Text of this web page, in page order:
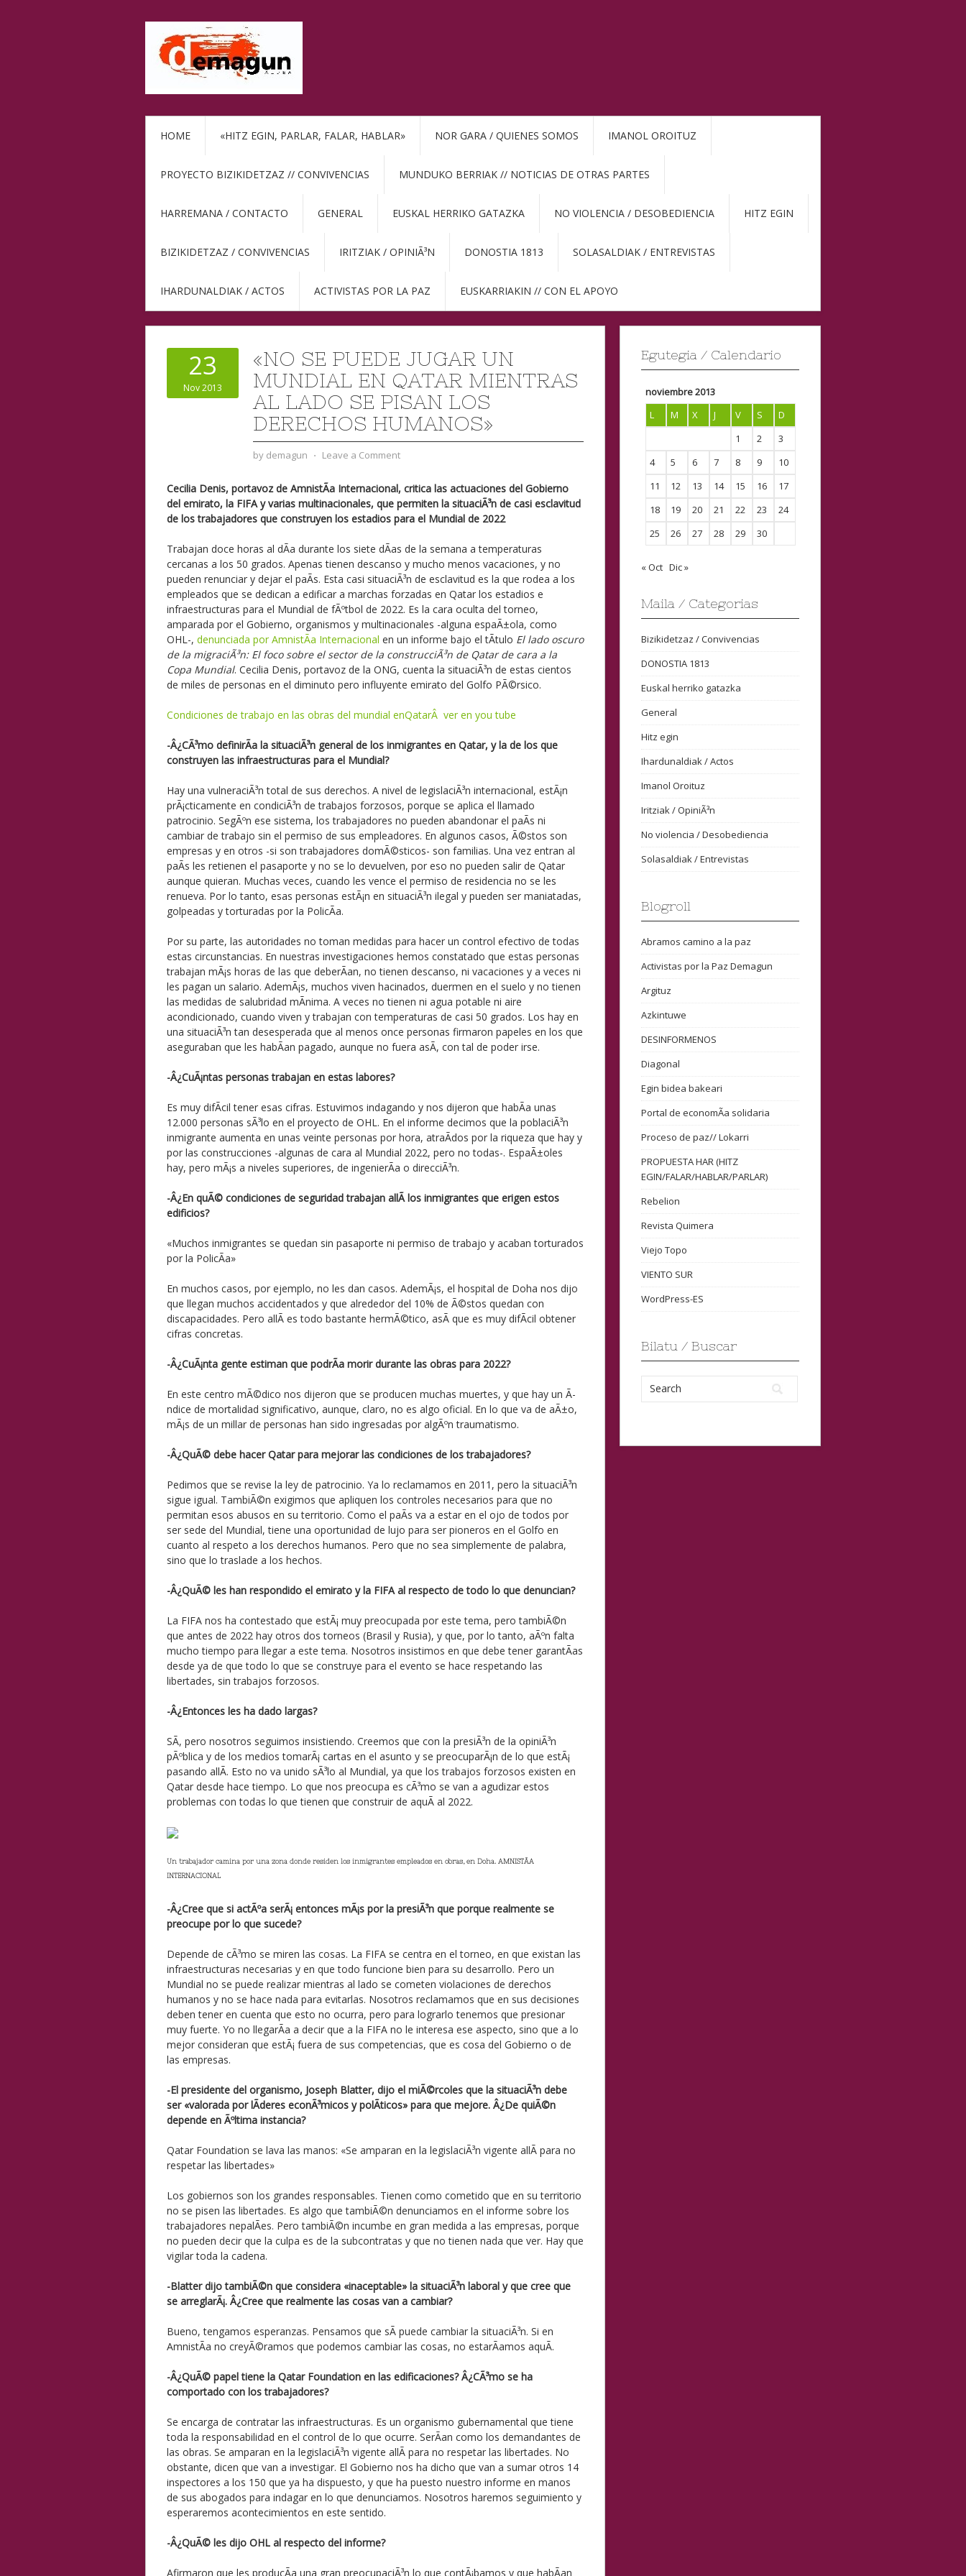
HOME «HITZ EGIN, PARLAR, FALAR, HABLAR» NOR GARA / QUIENES SOMOS IMANOL OROITUZ
PROYECTO BIZIKIDETZAZ // CONVIVENCIAS MUNDUKO BERRIAK // NOTICIAS DE OTRAS PARTES
HARREMANA / CONTACTO GENERAL EUSKAL HERRIKO GATAZKA NO VIOLENCIA / DESOBEDIENCIA HITZ EGIN
BIZIKIDETZAZ / CONVIVENCIAS IRITZIAK / OPINIÃ³N DONOSTIA 1813 SOLASALDIAK / ENTREVISTAS
IHARDUNALDIAK / ACTOS ACTIVISTAS POR LA PAZ EUSKARRIAKIN // CON EL APOYO
23
Nov 2013
«NO SE PUEDE JUGAR UN
MUNDIAL EN QATAR MIENTRAS
AL LADO SE PISAN LOS
DERECHOS HUMANOS»
by demagun ⋅ Leave a Comment
Cecilia Denis, portavoz de AmnistÃ­a Internacional, critica las actuaciones del Gobierno
del emirato, la FIFA y varias multinacionales, que permiten la situaciÃ³n de casi esclavitud
de los trabajadores que construyen los estadios para el Mundial de 2022
Trabajan doce horas al dÃ­a durante los siete dÃ­as de la semana a temperaturas
cercanas a los 50 grados. Apenas tienen descanso y mucho menos vacaciones, y no
pueden renunciar y dejar el paÃ­s. Esta casi situaciÃ³n de esclavitud es la que rodea a los
empleados que se dedican a edificar a marchas forzadas en Qatar los estadios e
infraestructuras para el Mundial de fÃºtbol de 2022. Es la cara oculta del torneo,
amparada por el Gobierno, organismos y multinacionales -alguna espaÃ±ola, como
OHL-, denunciada por AmnistÃ­a Internacional en un informe bajo el tÃ­tulo El lado oscuro
de la migraciÃ³n: El foco sobre el sector de la construcciÃ³n de Qatar de cara a la
Copa Mundial. Cecilia Denis, portavoz de la ONG, cuenta la situaciÃ³n de estas cientos
de miles de personas en el diminuto pero influyente emirato del Golfo PÃ©rsico.
Condiciones de trabajo en las obras del mundial enQatarÂ ver en you tube
-Â¿CÃ³mo definirÃ­a la situaciÃ³n general de los inmigrantes en Qatar, y la de los que
construyen las infraestructuras para el Mundial?
Hay una vulneraciÃ³n total de sus derechos. A nivel de legislaciÃ³n internacional, estÃ¡n
prÃ¡cticamente en condiciÃ³n de trabajos forzosos, porque se aplica el llamado
patrocinio. SegÃºn ese sistema, los trabajadores no pueden abandonar el paÃ­s ni
cambiar de trabajo sin el permiso de sus empleadores. En algunos casos, Ã©stos son
empresas y en otros -si son trabajadores domÃ©sticos- son familias. Una vez entran al
paÃ­s les retienen el pasaporte y no se lo devuelven, por eso no pueden salir de Qatar
aunque quieran. Muchas veces, cuando les vence el permiso de residencia no se les
renueva. Por lo tanto, esas personas estÃ¡n en situaciÃ³n ilegal y pueden ser maniatadas,
golpeadas y torturadas por la PolicÃ­a.
Por su parte, las autoridades no toman medidas para hacer un control efectivo de todas
estas circunstancias. En nuestras investigaciones hemos constatado que estas personas
trabajan mÃ¡s horas de las que deberÃ­an, no tienen descanso, ni vacaciones y a veces ni
les pagan un salario. AdemÃ¡s, muchos viven hacinados, duermen en el suelo y no tienen
las medidas de salubridad mÃ­nima. A veces no tienen ni agua potable ni aire
acondicionado, cuando viven y trabajan con temperaturas de casi 50 grados. Los hay en
una situaciÃ³n tan desesperada que al menos once personas firmaron papeles en los que
aseguraban que les habÃ­an pagado, aunque no fuera asÃ­, con tal de poder irse.
-Â¿CuÃ¡ntas personas trabajan en estas labores?
Es muy difÃ­cil tener esas cifras. Estuvimos indagando y nos dijeron que habÃ­a unas
12.000 personas sÃ³lo en el proyecto de OHL. En el informe decimos que la poblaciÃ³n
inmigrante aumenta en unas veinte personas por hora, atraÃ­dos por la riqueza que hay y
por las construcciones -algunas de cara al Mundial 2022, pero no todas-. EspaÃ±oles
hay, pero mÃ¡s a niveles superiores, de ingenierÃ­a o direcciÃ³n.
-Â¿En quÃ© condiciones de seguridad trabajan allÃ­ los inmigrantes que erigen estos
edificios?
«Muchos inmigrantes se quedan sin pasaporte ni permiso de trabajo y acaban torturados
por la PolicÃ­a»
En muchos casos, por ejemplo, no les dan casos. AdemÃ¡s, el hospital de Doha nos dijo
que llegan muchos accidentados y que alrededor del 10% de Ã©stos quedan con
discapacidades. Pero allÃ­ es todo bastante hermÃ©tico, asÃ­ que es muy difÃ­cil obtener
cifras concretas.
-Â¿CuÃ¡nta gente estiman que podrÃ­a morir durante las obras para 2022?
En este centro mÃ©dico nos dijeron que se producen muchas muertes, y que hay un Ã­
ndice de mortalidad significativo, aunque, claro, no es algo oficial. En lo que va de aÃ±o,
mÃ¡s de un millar de personas han sido ingresadas por algÃºn traumatismo.
-Â¿QuÃ© debe hacer Qatar para mejorar las condiciones de los trabajadores?
Pedimos que se revise la ley de patrocinio. Ya lo reclamamos en 2011, pero la situaciÃ³n
sigue igual. TambiÃ©n exigimos que apliquen los controles necesarios para que no
permitan esos abusos en su territorio. Como el paÃ­s va a estar en el ojo de todos por
ser sede del Mundial, tiene una oportunidad de lujo para ser pioneros en el Golfo en
cuanto al respeto a los derechos humanos. Pero que no sea simplemente de palabra,
sino que lo traslade a los hechos.
-Â¿QuÃ© les han respondido el emirato y la FIFA al respecto de todo lo que denuncian?
La FIFA nos ha contestado que estÃ¡ muy preocupada por este tema, pero tambiÃ©n
que antes de 2022 hay otros dos torneos (Brasil y Rusia), y que, por lo tanto, aÃºn falta
mucho tiempo para llegar a este tema. Nosotros insistimos en que debe tener garantÃ­as
desde ya de que todo lo que se construye para el evento se hace respetando las
libertades, sin trabajos forzosos.
-Â¿Entonces les ha dado largas?
SÃ­, pero nosotros seguimos insistiendo. Creemos que con la presiÃ³n de la opiniÃ³n
pÃºblica y de los medios tomarÃ¡ cartas en el asunto y se preocuparÃ¡n de lo que estÃ¡
pasando allÃ­. Esto no va unido sÃ³lo al Mundial, ya que los trabajos forzosos existen en
Qatar desde hace tiempo. Lo que nos preocupa es cÃ³mo se van a agudizar estos
problemas con todas lo que tienen que construir de aquÃ­ al 2022.
Un trabajador camina por una zona donde residen los inmigrantes empleados en obras, en Doha. AMNISTÃA
INTERNACIONAL
-Â¿Cree que si actÃºa serÃ¡ entonces mÃ¡s por la presiÃ³n que porque realmente se
preocupe por lo que sucede?
Depende de cÃ³mo se miren las cosas. La FIFA se centra en el torneo, en que existan las
infraestructuras necesarias y en que todo funcione bien para su desarrollo. Pero un
Mundial no se puede realizar mientras al lado se cometen violaciones de derechos
humanos y no se hace nada para evitarlas. Nosotros reclamamos que en sus decisiones
deben tener en cuenta que esto no ocurra, pero para lograrlo tenemos que presionar
muy fuerte. Yo no llegarÃ­a a decir que a la FIFA no le interesa ese aspecto, sino que a lo
mejor consideran que estÃ¡ fuera de sus competencias, que es cosa del Gobierno o de
las empresas.
-El presidente del organismo, Joseph Blatter, dijo el miÃ©rcoles que la situaciÃ³n debe
ser «valorada por lÃ­deres econÃ³micos y polÃ­ticos» para que mejore. Â¿De quiÃ©n
depende en Ãºltima instancia?
Qatar Foundation se lava las manos: «Se amparan en la legislaciÃ³n vigente allÃ­ para no
respetar las libertades»
Los gobiernos son los grandes responsables. Tienen como cometido que en su territorio
no se pisen las libertades. Es algo que tambiÃ©n denunciamos en el informe sobre los
trabajadores nepalÃ­es. Pero tambiÃ©n incumbe en gran medida a las empresas, porque
no pueden decir que la culpa es de la subcontratas y que no tienen nada que ver. Hay que
vigilar toda la cadena.
-Blatter dijo tambiÃ©n que considera «inaceptable» la situaciÃ³n laboral y que cree que
se arreglarÃ¡. Â¿Cree que realmente las cosas van a cambiar?
Bueno, tengamos esperanzas. Pensamos que sÃ­ puede cambiar la situaciÃ³n. Si en
AmnistÃ­a no creyÃ©ramos que podemos cambiar las cosas, no estarÃ­amos aquÃ­.
-Â¿QuÃ© papel tiene la Qatar Foundation en las edificaciones? Â¿CÃ³mo se ha
comportado con los trabajadores?
Se encarga de contratar las infraestructuras. Es un organismo gubernamental que tiene
toda la responsabilidad en el control de lo que ocurre. SerÃ­an como los demandantes de
las obras. Se amparan en la legislaciÃ³n vigente allÃ­ para no respetar las libertades. No
obstante, dicen que van a investigar. El Gobierno nos ha dicho que van a sumar otros 14
inspectores a los 150 que ya ha dispuesto, y que ha puesto nuestro informe en manos
de sus abogados para indagar en lo que denunciamos. Nosotros haremos seguimiento y
esperaremos acontecimientos en este sentido.
-Â¿QuÃ© les dijo OHL al respecto del informe?
Afirmaron que les producÃ­a una gran preocupaciÃ³n lo que contÃ¡bamos y que habÃ­an
Egutegia / Calendario
noviembre 2013
L
M X J V S
D
1
2
3
4
5 6 7 8 9
10
11
12 13 14 15 16
17
18
19 20 21 22 23
24
25
26 27 28 29 30
« Oct Dic »
Maila / Categorias
Bizikidetzaz / Convivencias
DONOSTIA 1813
Euskal herriko gatazka
General
Hitz egin
Ihardunaldiak / Actos
Imanol Oroituz
Iritziak / OpiniÃ³n
No violencia / Desobediencia
Solasaldiak / Entrevistas
Blogroll
Abramos camino a la paz
Activistas por la Paz Demagun
Argituz
Azkintuwe
DESINFORMENOS
Diagonal
Egin bidea bakeari
Portal de economÃ­a solidaria
Proceso de paz// Lokarri
PROPUESTA HAR (HITZ
EGIN/FALAR/HABLAR/PARLAR)
Rebelion
Revista Quimera
Viejo Topo
VIENTO SUR
WordPress-ES
Bilatu / Buscar